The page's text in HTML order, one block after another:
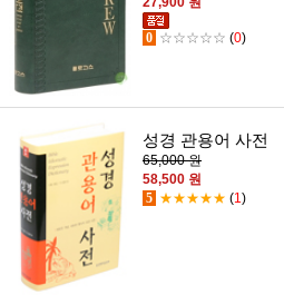
0 ☆☆☆☆☆ (0)
성경 관용어 사전
65,000 원
58,500 원
5 ★★★★★ (1)